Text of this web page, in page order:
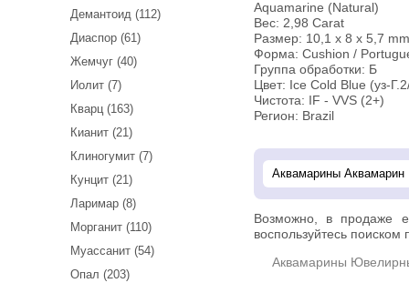
Демантоид (112)
Диаспор (61)
Жемчуг (40)
Иолит (7)
Кварц (163)
Кианит (21)
Клиногумит (7)
Кунцит (21)
Ларимар (8)
Морганит (110)
Муассанит (54)
Опал (203)
Aquamarine (Natural)
Вес: 2,98 Carat
Размер: 10,1 х 8 х 5,7 mm
Форма: Cushion /
Группа обработки: Б
Цвет: Ice Cold Blue (уз-
Чистота: IF - VVS (2+)
Регион: Brazil
Возможно, в продаже
воспользуйтесь поиском
Аквамарины